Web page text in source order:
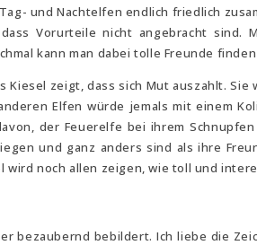
und Nachtelfen endlich friedlich
Vorurteile nicht angebracht sind.
kann man dabei tolle Freunde
Kiesel zeigt, dass sich Mut auszahlt.
Elfen würde jemals mit einem
der Feuerelfe bei ihrem
und ganz anders sind als ihre
wird noch allen zeigen, wie toll und
bezaubernd bebildert. Ich liebe die